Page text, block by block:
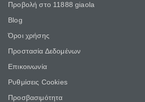
Προβολή στο 11888 giaola
Blog
Όροι χρήσης
Προστασία Δεδομένων
Επικοινωνία
Ρυθμίσεις Cookies
Προσβασιμότητα